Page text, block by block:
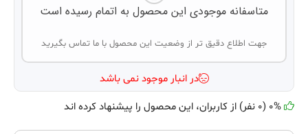
متاسفانه موجودی این محصول به اتمام رسیده است
جهت اطلاع دقیق تر از وضعیت این محصول با ما تماس بگیرید
در انبار موجود نمی باشد